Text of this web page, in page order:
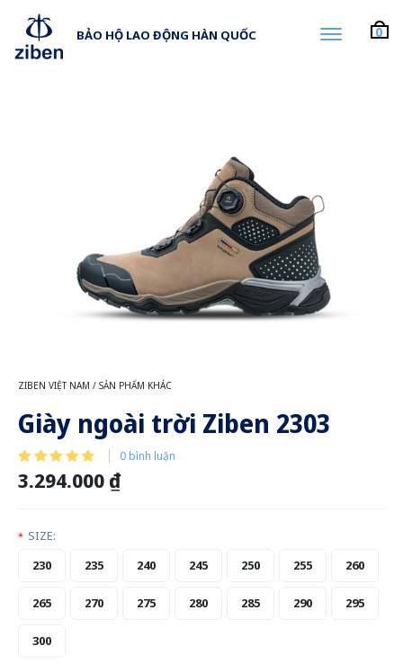
BẢO HỘ LAO ĐỘNG HÀN QUỐC 0
ZIBEN VIỆT NAM / SẢN PHẨM KHÁC
Giày ngoài trời Ziben 2303
0 bình luận
3.294.000 ₫
* SIZE:
230
235 240 245 250 255 260
265 270 275 280 285 290 295
300